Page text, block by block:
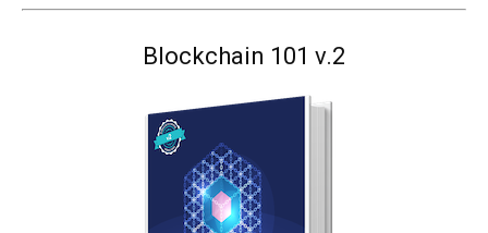
Blockchain 101 v.2